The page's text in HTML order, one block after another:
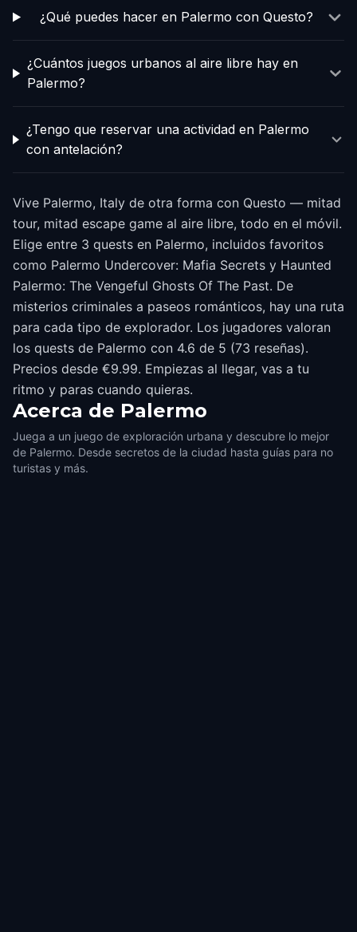
¿Qué puedes hacer en Palermo con Questo?
¿Cuántos juegos urbanos al aire libre hay en
Palermo?
¿Tengo que reservar una actividad en Palermo
con antelación?
Vive Palermo, Italy de otra forma con Questo — mitad
tour, mitad escape game al aire libre, todo en el móvil.
Elige entre 3 quests en Palermo, incluidos favoritos
como Palermo Undercover: Mafia Secrets y Haunted
Palermo: The Vengeful Ghosts Of The Past. De
misterios criminales a paseos románticos, hay una ruta
para cada tipo de explorador. Los jugadores valoran
los quests de Palermo con 4.6 de 5 (73 reseñas).
Precios desde €9.99. Empiezas al llegar, vas a tu
ritmo y paras cuando quieras.
Acerca de Palermo
Juega a un juego de exploración urbana y descubre lo mejor
de Palermo. Desde secretos de la ciudad hasta guías para no
turistas y más.